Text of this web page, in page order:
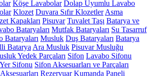
Köşe Lavabolar Dolap Uyumlu Lavabo
Klozet Duvara Sıfır Klozetler Asma
Kapakları Pisuvar Tuvalet Taşı Batarya ve
Bataryaları Mutfak Bataryaları Su Tasarruf
Bataryaları Musluk Duş Bataryaları Batarya
Batarya Ara Musluk Pisuvar Musluğu
Yedek Parçaları Sifon Lavabo Sifonu
Yer Sifonu Sifon Aksesuarları ve Parçaları
Rezervuar Kumanda Paneli